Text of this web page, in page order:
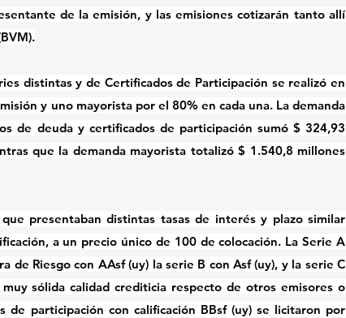
de la emisión, y las emisiones cotizarán tanto allí
distintas y de Certificados de Participación se realizó en
y uno mayorista por el 80% en cada una. La demanda
de deuda y certificados de participación sumó $ 324,93
que la demanda mayorista totalizó $ 1.540,8 millones
presentaban distintas tasas de interés y plazo similar
a un precio único de 100 de colocación. La Serie A
de Riesgo con AAsf (uy) la serie B con Asf (uy), y la serie C
sólida calidad crediticia respecto de otros emisores o
de participación con calificación BBsf (uy) se licitaron por